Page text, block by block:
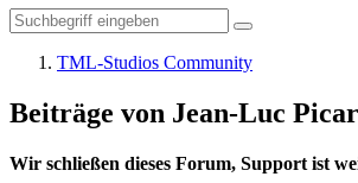
TML-Studios Community
Beiträge von Jean-Luc
Wir schließen dieses Forum, Support ist